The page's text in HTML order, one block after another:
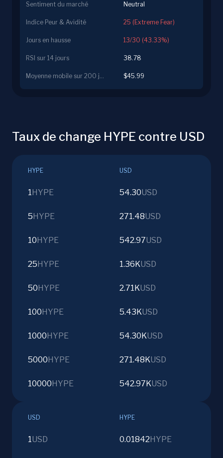
Sentiment du marché Neutral
Indice Peur & Avidité 25 (Extreme Fear)
Jours en hausse 13/30 (43.33%)
RSI sur 14 jours 38.78
Moyenne mobile sur 200 jours $45.99
Taux de change HYPE contre USD
HYPE USD
1 HYPE 54.30USD
5 HYPE 271.48USD
10 HYPE 542.97USD
25 HYPE 1.36KUSD
50 HYPE 2.71KUSD
100 HYPE 5.43KUSD
1000 HYPE 54.30KUSD
5000 HYPE 271.48KUSD
10000 HYPE 542.97KUSD
USD HYPE
1USD 0.01842 HYPE